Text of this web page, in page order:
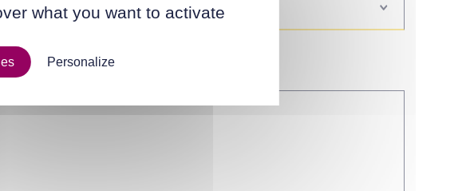
what you want to activate
Personalize